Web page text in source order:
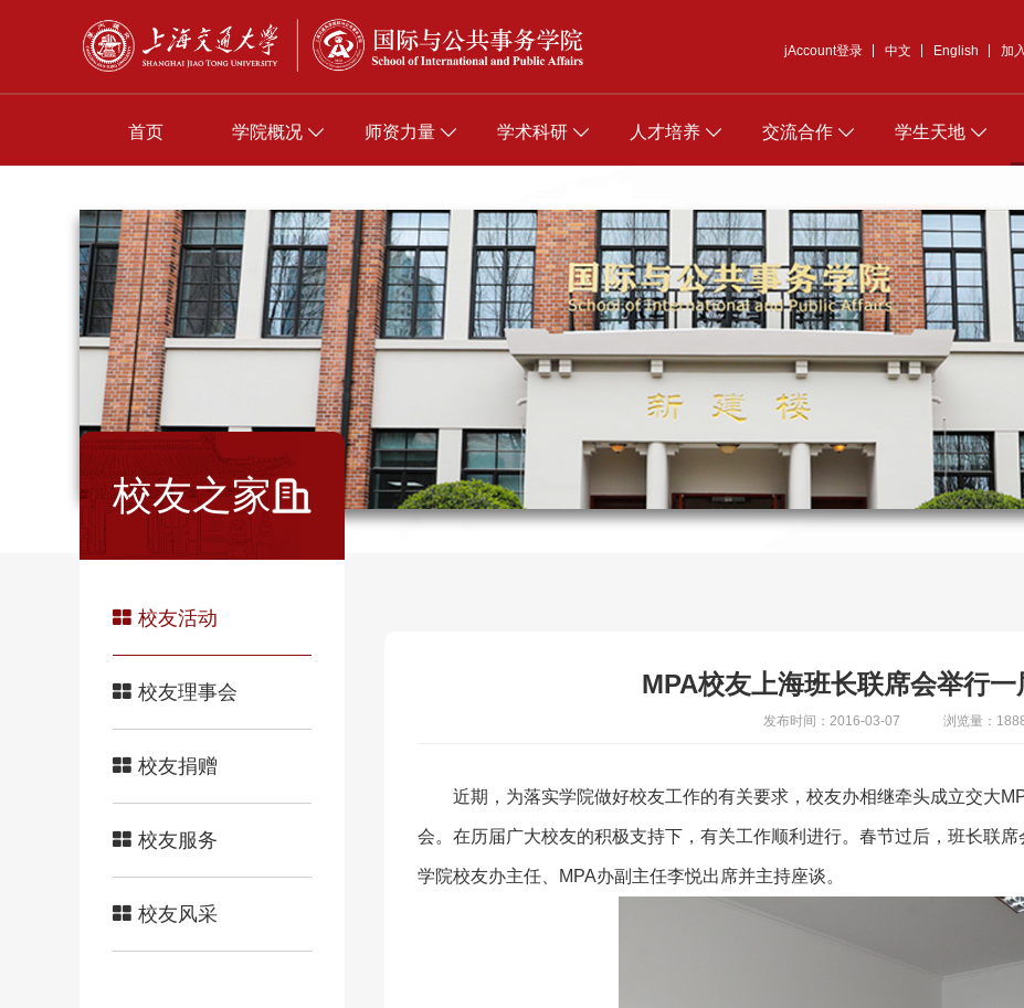
jAccount登录 中文 English 加
首页 学院概况 师资力量 学术科研 人才培养 交流合作 学生天地
校友之家
校友活动
校友理事会
校友捐赠
校友服务
校友风采
MPA校友上海班长联席会举行
发布时间：2016-03-07 浏览量：
近期，为落实学院做好校友工作的有关要求，校友办相继牵头成立交大
会。在历届广大校友的积极支持下，有关工作顺利进行。春节过后，班长联席
学院校友办主任、MPA办副主任李悦出席并主持座谈。